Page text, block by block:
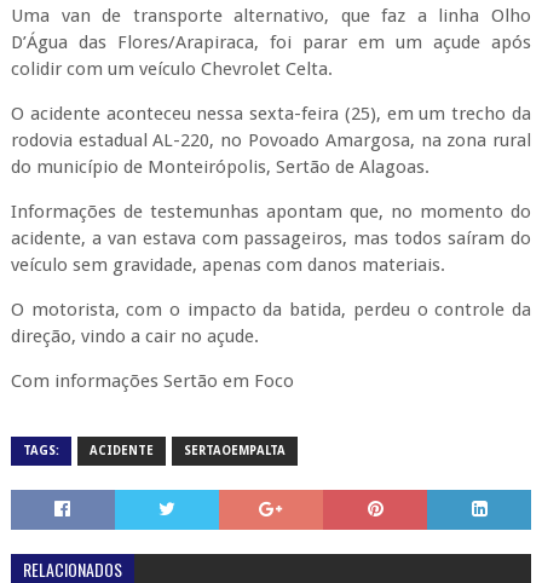
Uma van de transporte alternativo, que faz a linha Olho
D’Água das Flores/Arapiraca, foi parar em um açude após
colidir com um veículo Chevrolet Celta.
O acidente aconteceu nessa sexta-feira (25), em um trecho da
rodovia estadual AL-220, no Povoado Amargosa, na zona rural
do município de Monteirópolis, Sertão de Alagoas.
Informações de testemunhas apontam que, no momento do
acidente, a van estava com passageiros, mas todos saíram do
veículo sem gravidade, apenas com danos materiais.
O motorista, com o impacto da batida, perdeu o controle da
direção, vindo a cair no açude.
Com informações Sertão em Foco
TAGS: ACIDENTE SERTAOEMPALTA
RELACIONADOS